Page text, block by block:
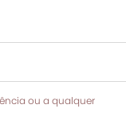
ou a qualquer